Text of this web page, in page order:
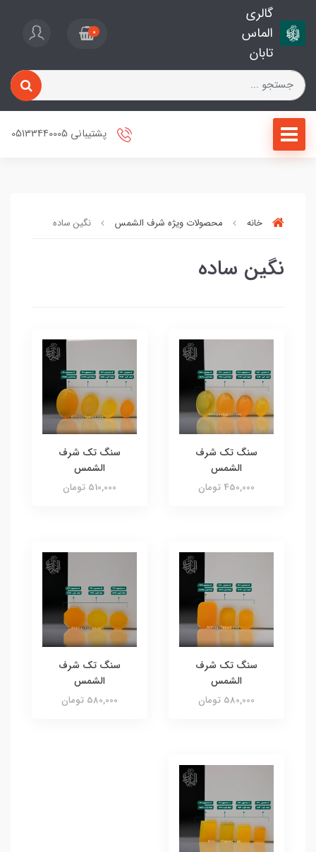
گالری
الماس
تابان
0
پشتیبانی 05133440005
خانه محصولات ویژه شرف الشمس نگین ساده
نگین ساده
سنگ تک شرف
الشمس
450,000 تومان
سنگ تک شرف
الشمس
510,000 تومان
سنگ تک شرف
الشمس
580,000 تومان
سنگ تک شرف
الشمس
580,000 تومان